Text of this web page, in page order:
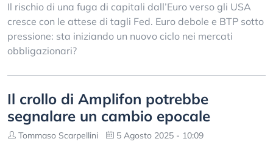
Il rischio di una fuga di capitali dall’Euro verso gli USA
cresce con le attese di tagli Fed. Euro debole e BTP sotto
pressione: sta iniziando un nuovo ciclo nei mercati
obbligazionari?
Il crollo di Amplifon potrebbe
segnalare un cambio epocale
Tommaso Scarpellini 5 Agosto 2025 - 10:09